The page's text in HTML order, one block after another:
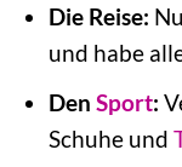
Die Reise:
und habe
Den Sport:
Schuhe und